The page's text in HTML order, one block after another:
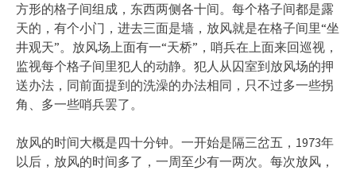
方形的格子间组成，东西两侧各十间。每个格子间都是露
天的，有个小门，进去三面是墙，放风就是在格子间里“坐
井观天”。放风场上面有一“天桥”，哨兵在上面来回巡视，
监视每个格子间里犯人的动静。犯人从囚室到放风场的押
送办法，同前面提到的洗澡的办法相同，只不过多一些拐
角、多一些哨兵罢了。
放风的时间大概是四十分钟。一开始是隔三岔五，1973年
以后，放风的时间多了，一周至少有一两次。每次放风，